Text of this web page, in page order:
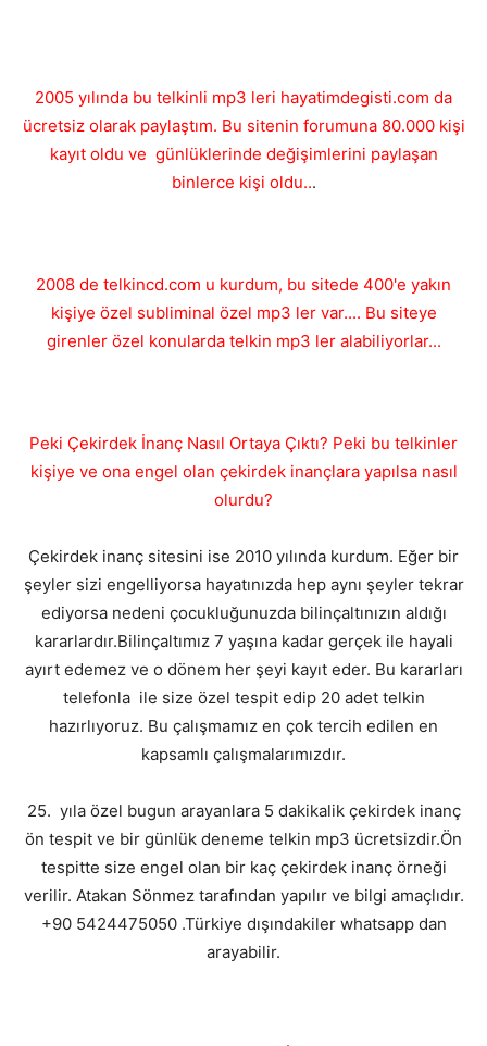
2005 yılında bu telkinli mp3 leri hayatimdegisti.com da
ücretsiz olarak paylaştım. Bu sitenin forumuna 80.000 kişi
kayıt oldu ve günlüklerinde değişimlerini paylaşan
binlerce kişi oldu...
2008 de telkincd.com u kurdum, bu sitede 400'e yakın
kişiye özel subliminal özel mp3 ler var.... Bu siteye
girenler özel konularda telkin mp3 ler alabiliyorlar...
Peki Çekirdek İnanç Nasıl Ortaya Çıktı? Peki bu telkinler
kişiye ve ona engel olan çekirdek inançlara yapılsa nasıl
olurdu?
Çekirdek inanç sitesini ise 2010 yılında kurdum. Eğer bir
şeyler sizi engelliyorsa hayatınızda hep aynı şeyler tekrar
ediyorsa nedeni çocukluğunuzda bilinçaltınızın aldığı
kararlardır.Bilinçaltımız 7 yaşına kadar gerçek ile hayali
ayırt edemez ve o dönem her şeyi kayıt eder. Bu kararları
telefonla ile size özel tespit edip 20 adet telkin
hazırlıyoruz. Bu çalışmamız en çok tercih edilen en
kapsamlı çalışmalarımızdır.
25. yıla özel bugun arayanlara 5 dakikalik çekirdek inanç
ön tespit ve bir günlük deneme telkin mp3 ücretsizdir.Ön
tespitte size engel olan bir kaç çekirdek inanç örneği
verilir. Atakan Sönmez tarafından yapılır ve bilgi amaçlıdır.
+90 5424475050 .Türkiye dışındakiler whatsapp dan
arayabilir.